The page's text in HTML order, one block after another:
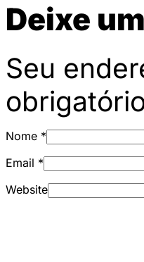
Deixe
Seu
Nome *
Email *
Website